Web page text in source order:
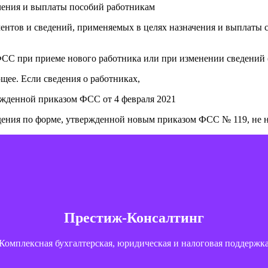
и выплаты пособий работникам
и сведений, применяемых в целях назначения и выплаты
при приеме нового работника или при изменении
Если сведения о работниках,
приказом ФСС от 4 февраля 2021
по форме, утвержденной новым приказом ФСС № 119, не
Престиж-Консалтинг
бухгалтерская, юридическая и налоговая
+7 (3452) 20-88-35
+7 (904) 496-11-63